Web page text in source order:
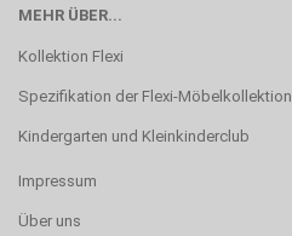
MEHR ÜBER...
Kollektion Flexi
Spezifikation der Flexi-Möbelkollektion
Kindergarten und Kleinkinderclub
Impressum
Über uns